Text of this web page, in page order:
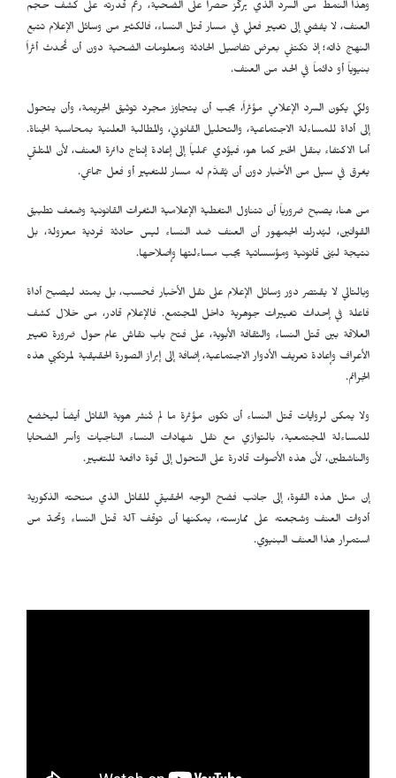
وهذا النمط من السرد الذي يركّز حصراً على الضحية، رغم قدرته على كشف حجم
العنف، لا يفضي إلى تغيير فعلي في مسار قتل النساء، فالكثير من وسائل الإعلام تتبع
النهج ذاته؛ إذ تكتفي بعرض تفاصيل الحادثة ومعلومات الضحية دون أن تُحدث أثراً
بنيوياً أو دائماً في الحد من العنف.
ولكي يكون السرد الإعلامي مؤثراً، يجب أن يتجاوز مجرد توثيق الجريمة، وأن يتحول
إلى أداة للمساءلة الاجتماعية، والتحليل القانوني، والمطالبة العلنية بمحاسبة الجناة.
أما الاكتفاء بنقل الخبر كما هو، فيؤدي عملياً إلى إعادة إنتاج دائرة العنف، لأن المتلقي
يغرق في سيل من الأخبار دون أن يُقدَّم له مسار للتغيير أو فعل جماعي.
من هنا، يصبح ضرورياً أن تتناول التغطية الإعلامية الثغرات القانونية وضعف تطبيق
القوانين، ليُدرك الجمهور أن العنف ضد النساء ليس حادثة فردية معزولة، بل
نتيجة لبُنى قانونية ومؤسساتية يجب مساءلتها وإصلاحها.
وبالتالي لا يقتصر دور وسائل الإعلام على نقل الأخبار فحسب، بل يمتد ليصبح أداة
فاعلة في إحداث تغييرات جوهرية داخل المجتمع. فالإعلام قادر، من خلال كشف
العلاقة بين قتل النساء والثقافة الأبوية، على فتح باب نقاش عام حول ضرورة تغيير
الأعراف وإعادة تعريف الأدوار الاجتماعية، إضافة إلى إبراز الصورة الحقيقية لمرتكبي هذه
الجرائم.
ولا يمكن لروايات قتل النساء أن تكون مؤثرة ما لم تُنشر هوية القاتل أيضاً ليخضع
للمساءلة المجتمعية، بالتوازي مع نقل شهادات النساء الناجيات وأسر الضحايا
والناشطين، لأن هذه الأصوات قادرة على التحول إلى قوة دافعة للتغيير.
إن مثل هذه القوة، إلى جانب فضح الوجه الحقيقي للقاتل الذي منحته الذكورية
أدوات العنف وشجعته على ممارسته، يمكنها أن توقف آلة قتل النساء وتحدّ من
استمرار هذا العنف البنيوي.